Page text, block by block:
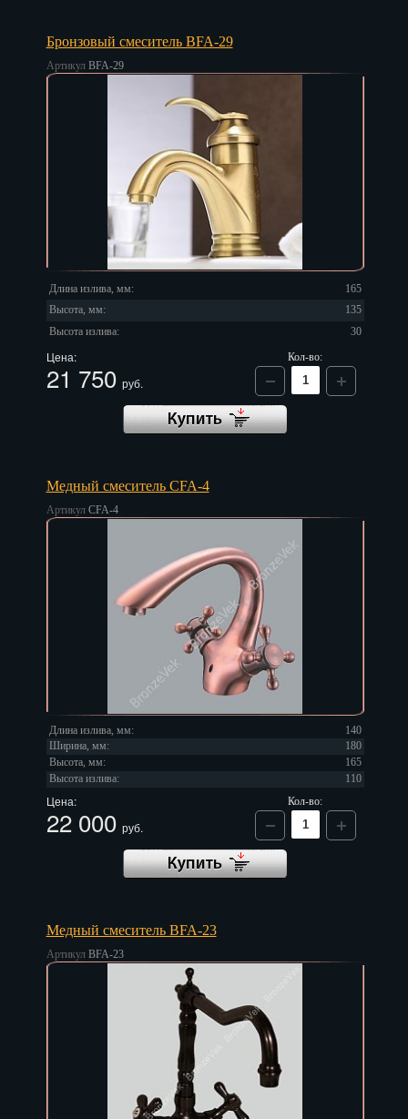
Бронзовый смеситель BFA-29
Артикул BFA-29
Длина излива, мм:
165
Высота, мм:
135
Высота излива:
30
Цена:
21 750 руб.
Кол-во:
Медный смеситель CFA-4
Артикул CFA-4
Длина излива, мм:
140
Ширина, мм:
180
Высота, мм:
165
Высота излива:
110
Цена:
22 000 руб.
Кол-во:
Медный смеситель BFA-23
Артикул BFA-23